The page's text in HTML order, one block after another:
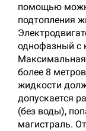
помощью
подтопления
однофазный с
Максимальная
более 8
жидкости
допускается
(без воды),
магистраль.